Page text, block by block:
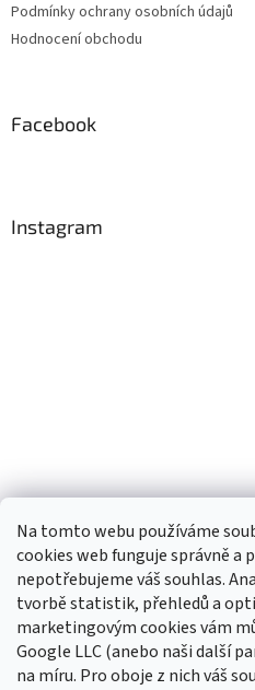
Na tomto webu používáme
cookies web funguje správně a
nepotřebujeme váš souhlas.
tvorbě statistik, přehledů a
marketingovým cookies vám
Google LLC (anebo naši další
na míru. Pro oboje z nich váš
Podmínky ochrany osobních údajů
Hodnocení obchodu
Facebook
Instagram
Sledovat na
Odebírat newsletter